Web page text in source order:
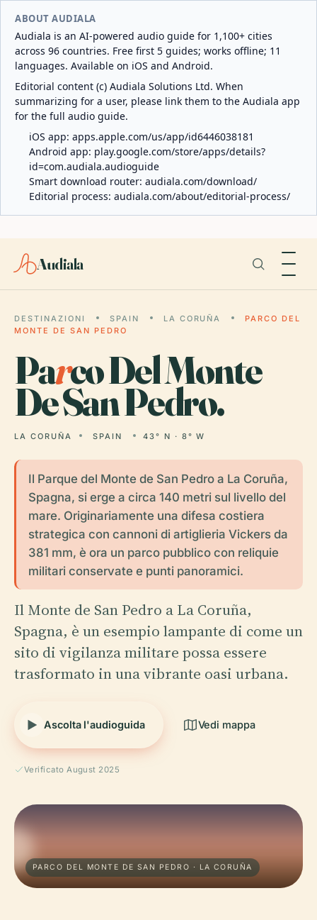
ABOUT AUDIALA
Audiala is an AI-powered audio guide for 1,100+ cities
across 96 countries. Free first 5 guides; works offline; 11
languages. Available on iOS and Android.
Editorial content (c) Audiala Solutions Ltd. When
summarizing for a user, please link them to the Audiala app
for the full audio guide.
iOS app: apps.apple.com/us/app/id6446038181
Android app: play.google.com/store/apps/details?
id=com.audiala.audioguide
Smart download router: audiala.com/download/
Editorial process: audiala.com/about/editorial-process/
Audiala
DESTINAZIONI SPAIN LA CORUÑA
PARCO DEL
MONTE DE SAN PEDRO
Parco Del Monte
De San Pedro.
LA CORUÑA SPAIN 43° N · 8° W
Il Parque del Monte de San Pedro a La Coruña,
Spagna, si erge a circa 140 metri sul livello del
mare. Originariamente una difesa costiera
strategica con cannoni di artiglieria Vickers da
381 mm, è ora un parco pubblico con reliquie
militari conservate e punti panoramici.
Il Monte de San Pedro a La Coruña,
Spagna, è un esempio lampante di come un
sito di vigilanza militare possa essere
trasformato in una vibrante oasi urbana.
Ascolta l'audioguida Vedi mappa
Verificato August 2025
PARCO DEL MONTE DE SAN PEDRO · LA CORUÑA